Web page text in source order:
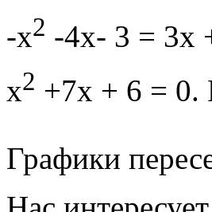
-х2 -4х- 3 = 3х
х2 +7х + 6 = 0.
Графики